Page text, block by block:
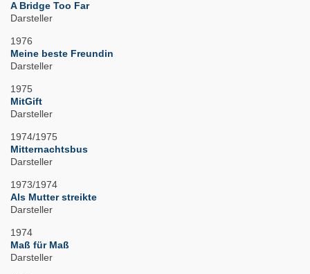
A Bridge Too Far
Darsteller
1976
Meine beste Freundin
Darsteller
1975
MitGift
Darsteller
1974/1975
Mitternachtsbus
Darsteller
1973/1974
Als Mutter streikte
Darsteller
1974
Maß für Maß
Darsteller